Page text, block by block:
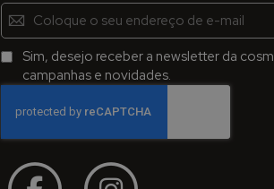
Inscreva-
se
na
Newsletter:
Sim, desejo receber a newsletter da
campanhas e novidades.